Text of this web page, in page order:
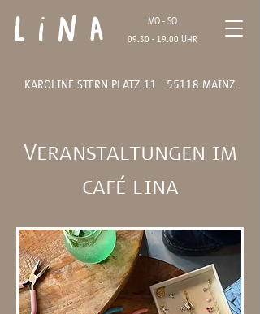
Lina
MO - SO
09.30 - 19.00 Uhr
karoline-stern-platz 11 - 55118 mainz
Veranstaltungen im
café lina